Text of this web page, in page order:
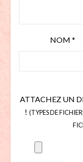
NOM*
ATTACHEZ UN
! (TYPES DE